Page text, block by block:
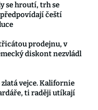
se hroutí, trh se
čeští
prodejnu, v
diskont nezvládl
zlatá vejce. Kalifornie
ti raději utíkají